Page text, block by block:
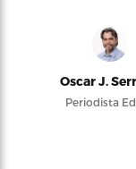
Oscar J.
Periodista